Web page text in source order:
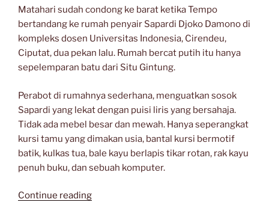
Matahari sudah condong ke barat ketika Tempo
bertandang ke rumah penyair Sapardi Djoko Damono di
kompleks dosen Universitas Indonesia, Cirendeu,
Ciputat, dua pekan lalu. Rumah bercat putih itu hanya
sepelemparan batu dari Situ Gintung.
Perabot di rumahnya sederhana, menguatkan sosok
Sapardi yang lekat dengan puisi liris yang bersahaja.
Tidak ada mebel besar dan mewah. Hanya seperangkat
kursi tamu yang dimakan usia, bantal kursi bermotif
batik, kulkas tua, bale kayu berlapis tikar rotan, rak kayu
penuh buku, dan sebuah komputer.
Continue reading“Penyair